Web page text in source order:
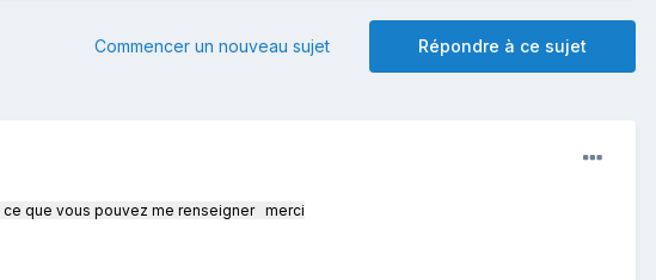
Répondre à ce sujet
Commencer un nouveau sujet
ce que vous pouvez me renseigner merci